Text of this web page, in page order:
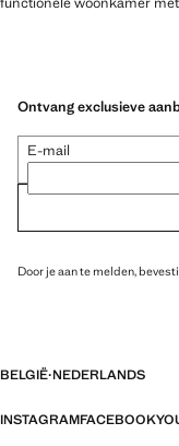
Ontvang exclusieve
E-mail
Door je aan te melden,
BELGIË·NEDERLANDS
INSTAGRAMFACEBOOK